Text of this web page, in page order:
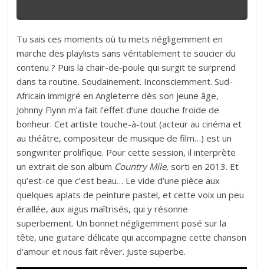
Tu sais ces moments où tu mets négligemment en
marche des playlists sans véritablement te soucier du
contenu ? Puis la chair-de-poule qui surgit te surprend
dans ta routine. Soudainement. Inconsciemment. Sud-
Africain immigré en Angleterre dès son jeune âge,
Johnny Flynn m’a fait l’effet d’une douche froide de
bonheur. Cet artiste touche-à-tout (acteur au cinéma et
au théâtre, compositeur de musique de film…) est un
songwriter prolifique. Pour cette session, il interprète
un extrait de son album Country Mile, sorti en 2013. Et
qu’est-ce que c’est beau… Le vide d’une pièce aux
quelques aplats de peinture pastel, et cette voix un peu
éraillée, aux aigus maîtrisés, qui y résonne
superbement. Un bonnet négligemment posé sur la
tête, une guitare délicate qui accompagne cette chanson
d’amour et nous fait rêver. Juste superbe.